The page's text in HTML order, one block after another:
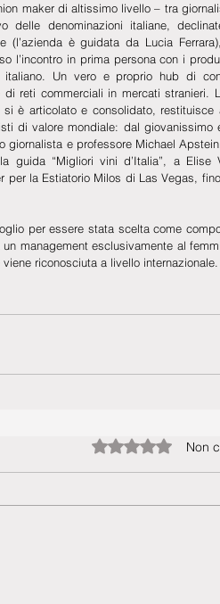
maker di altissimo livello – tra
denominazioni italiane,
(l’azienda è guidata da Lucia
l’incontro in prima persona con i
italiano. Un vero e proprio hub di
di reti commerciali in mercati
è articolato e consolidato,
di valore mondiale: dal
giornalista e professore Michael
guida “Migliori vini d’Italia”, a Elise
per la Estiatorio Milos di Las Vegas,
per essere stata scelta come
management esclusivamente al
riconosciuta a livello internazionale.
Valutazione 0 stelle su 5.
Non